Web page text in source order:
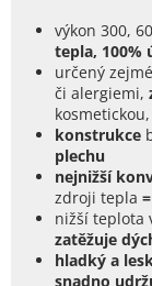
výkon 300,
tepla, 100%
určený
či alergiemi,
kosmetickou,
konstrukce
plechu
nejnižší
zdroji tepla
nižší teplota
zatěžuje
hladký a
snadno